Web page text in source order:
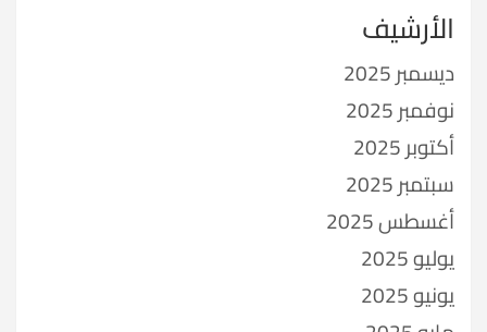
الأرشيف
ديسمبر 2025
نوفمبر 2025
أكتوبر 2025
سبتمبر 2025
أغسطس 2025
يوليو 2025
يونيو 2025